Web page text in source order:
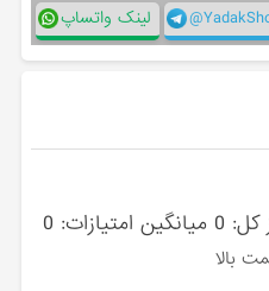
لینک واتساپ
کل: 0 میانگین امتیازات: 0
بالا